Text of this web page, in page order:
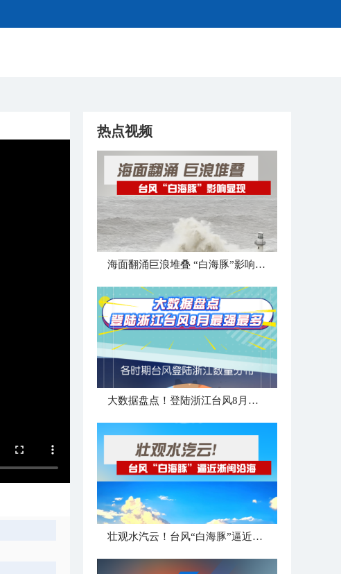
热点视频
海面翻涌巨浪堆叠 “白海豚”影响显现
大数据盘点！登陆浙江台风8月最强最多
壮观水汽云！台风“白海豚”逼近浙闽沿海